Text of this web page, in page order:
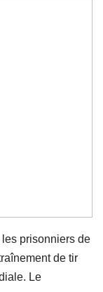
prisonniers de
de tir
Le